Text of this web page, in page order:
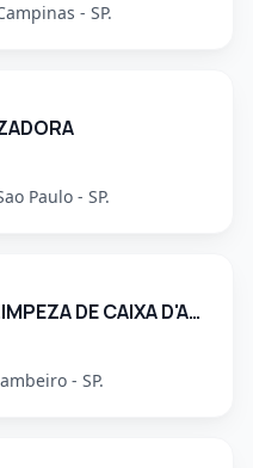
- SP.
Paulo - SP.
C.H DEDETIZACAO E LIMPEZA DE CAIXA D'AGUA LTDA
- SP.